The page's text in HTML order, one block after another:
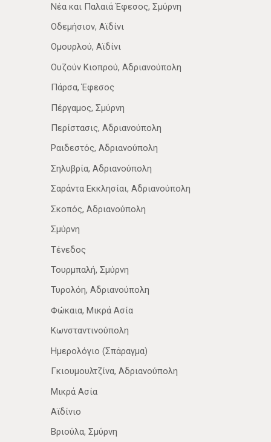
Νέα­ και Παλαιά Έφεσος, Σμύρνη
Οδεμήσιον, Αϊδίνι
Ομουρλού, Αϊδίνι
Ουζούν Κιοπρού, Αδριανούπολη
Πάρσα, Έφεσος
Πέργαμος, Σμύρνη
Περίστασις, Αδριανούπολη
Ραιδεστός, Αδριανούπολη
Σηλυβρία, Αδριανούπολη
Σαράντα Εκκλησίαι, Αδριανούπολη
Σκοπός, Αδριανούπολη
Σμύρνη
Τένεδος
Τουρμπαλή, Σμύρνη
Τυρολόη, Αδριανούπολη
Φώκαια, Μικρά Ασία
Κωνσταντινούπολη
Ημερολόγιο (Σπάραγμα)
Γκιουμουλτζίνα, Αδριανούπολη
Μικρά Ασία
Αϊδίνιο
Βριούλα, Σμύρνη